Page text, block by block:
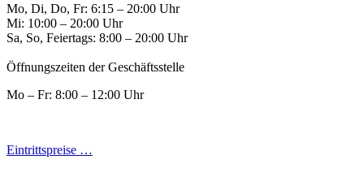
Mo, Di, Do, Fr: 6:15 – 20:00 Uhr
Mi: 10:00 – 20:00 Uhr
Sa, So, Feiertags: 8:00 – 20:00 Uhr
Öffnungszeiten der Geschäftsstelle
Mo – Fr: 8:00 – 12:00 Uhr
Eintrittspreise …